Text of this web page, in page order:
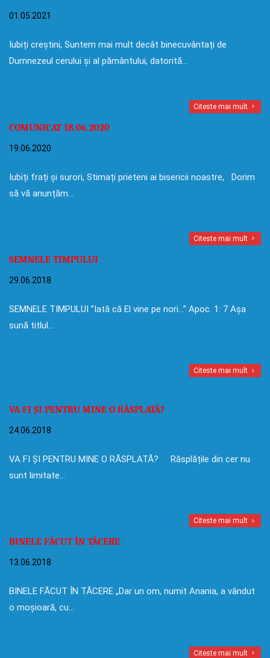
01.05.2021
Iubiți creștini, Suntem mai mult decât binecuvântați de
Dumnezeul cerului și al pământului, datorită…
Citeste mai mult
COMUNICAT 18.06.2020
19.06.2020
Iubiți frați și surori, Stimați prieteni ai bisericii noastre, Dorim
să vă anunțăm…
Citeste mai mult
SEMNELE TIMPULUI
29.06.2018
SEMNELE TIMPULUI ”Iată că El vine pe nori…” Apoc. 1: 7 Așa
sună titlul…
Citeste mai mult
VA FI ȘI PENTRU MINE O RĂSPLATĂ?
24.06.2018
VA FI ȘI PENTRU MINE O RĂSPLATĂ? Răsplățile din cer nu
sunt limitate…
Citeste mai mult
BINELE FĂCUT ÎN TĂCERE
13.06.2018
BINELE FĂCUT ÎN TĂCERE „Dar un om, numit Anania, a vândut
o moșioară, cu…
Citeste mai mult